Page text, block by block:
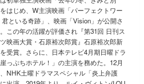
はじめ、W主演映画「パーフェクトワー
君といる奇跡」、映画「Vision」が公開さ
この年の活躍が評価され『第31回 日刊ス
映画大賞・石原裕次郎賞』石原裕次郎新
受賞。さらに、日本テレビ4月期日曜ドラ
っぷちホテル！」の主演を務めた。12月
NHK土曜ドラマスペシャル「炎上弁護